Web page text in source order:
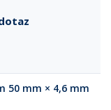
50 mm × 4,6 mm